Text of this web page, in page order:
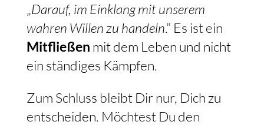
„Darauf, im Einklang mit unserem
wahren Willen zu handeln
Mitfließen mit dem Leben und nicht
ein ständiges Kämpfen.
Zum Schluss bleibt Dir nur, Dich zu
entscheiden. Möchtest Du den